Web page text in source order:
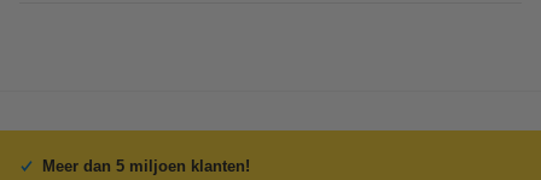
Meer dan 5 miljoen klanten!